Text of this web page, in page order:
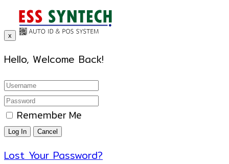
x
Hello, Welcome Back!
Remember Me
Lost Your Password?